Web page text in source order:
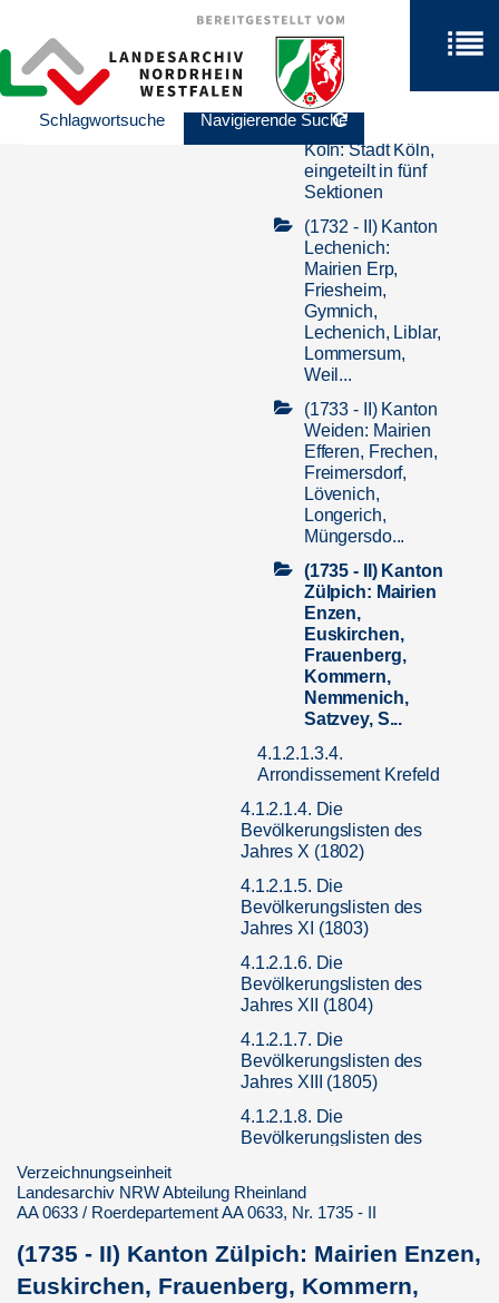
Schlagwortsuche Navigierende Suche
Blatzheim, Buir,
Heppendorf,
Kerpen, Sindorf,
Türnich
(1727) Kanton
Köln: Stadt Köln,
eingeteilt in fünf
Sektionen
(1732 - II) Kanton
Lechenich:
Mairien Erp,
Friesheim,
Gymnich,
Lechenich, Liblar,
Lommersum,
Weil...
(1733 - II) Kanton
Weiden: Mairien
Efferen, Frechen,
Freimersdorf,
Lövenich,
Longerich,
Müngersdo...
(1735 - II) Kanton
Zülpich: Mairien
Enzen,
Euskirchen,
Frauenberg,
Kommern,
Nemmenich,
Satzvey, S...
4.1.2.1.3.4.
Arrondissement Krefeld
4.1.2.1.4. Die
Bevölkerungslisten des
Jahres X (1802)
4.1.2.1.5. Die
Bevölkerungslisten des
Jahres XI (1803)
4.1.2.1.6. Die
Bevölkerungslisten des
Jahres XII (1804)
4.1.2.1.7. Die
Bevölkerungslisten des
Jahres XIII (1805)
4.1.2.1.8. Die
Bevölkerungslisten des
4.1.2.1.9. Die
Bevölkerungslisten des
4.1.2.2. Zivilstand und
Bevölkerungsbewegung
Verzeichnungseinheit
Landesarchiv NRW Abteilung Rheinland
AA 0633 / Roerdepartement AA 0633, Nr. 1735 - II
(1735 - II) Kanton Zülpich: Mairien Enzen,
Euskirchen, Frauenberg, Kommern,